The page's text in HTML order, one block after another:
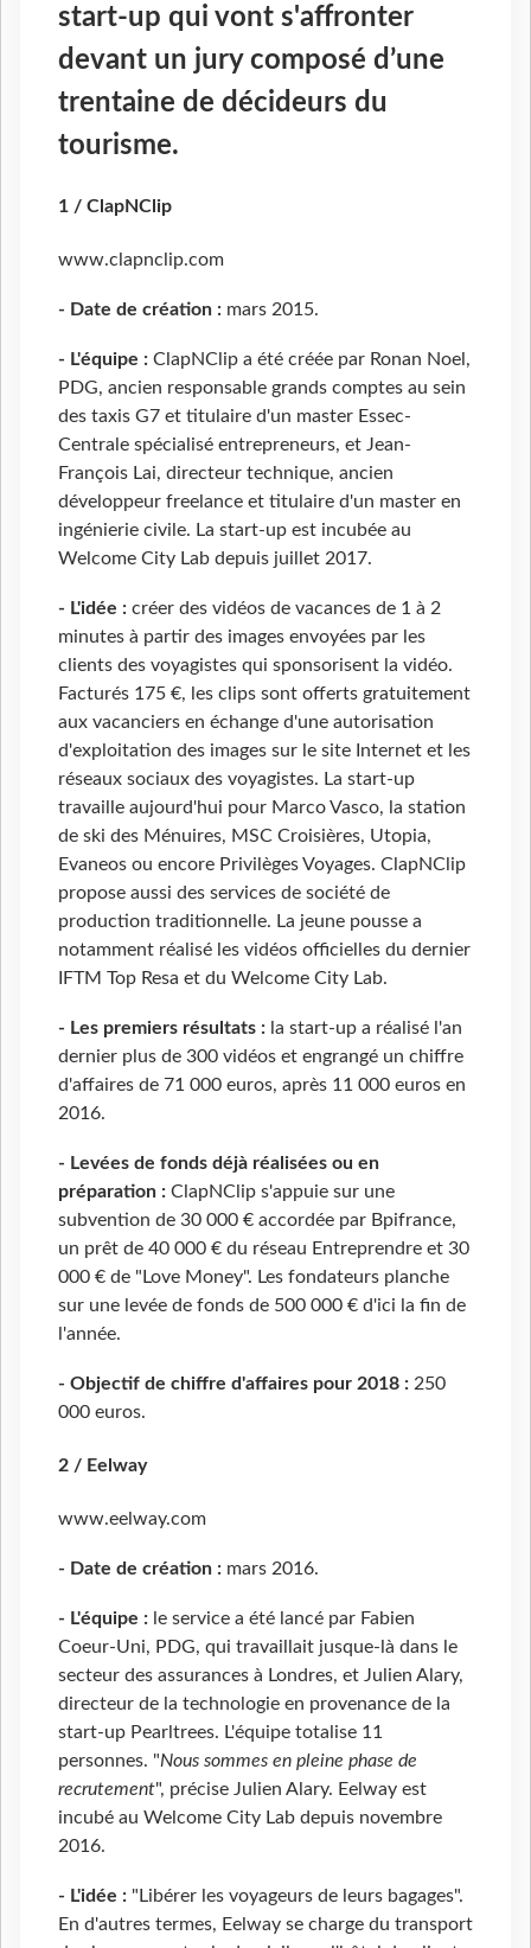
start-up qui vont s'affronter
devant un jury composé d’une
trentaine de décideurs du
tourisme.
1 / ClapNClip
www.clapnclip.com
- Date de création : mars 2015.
- L'équipe : ClapNClip a été créée par Ronan Noel,
PDG, ancien responsable grands comptes au sein
des taxis G7 et titulaire d'un master Essec-
Centrale spécialisé entrepreneurs, et Jean-
François Lai, directeur technique, ancien
développeur freelance et titulaire d'un master en
ingénierie civile. La start-up est incubée au
Welcome City Lab depuis juillet 2017.
- L'idée : créer des vidéos de vacances de 1 à 2
minutes à partir des images envoyées par les
clients des voyagistes qui sponsorisent la vidéo.
Facturés 175 €, les clips sont offerts gratuitement
aux vacanciers en échange d'une autorisation
d'exploitation des images sur le site Internet et les
réseaux sociaux des voyagistes. La start-up
travaille aujourd'hui pour Marco Vasco, la station
de ski des Ménuires, MSC Croisières, Utopia,
Evaneos ou encore Privilèges Voyages. ClapNClip
propose aussi des services de société de
production traditionnelle. La jeune pousse a
notamment réalisé les vidéos officielles du dernier
IFTM Top Resa et du Welcome City Lab.
- Les premiers résultats : la start-up a réalisé l'an
dernier plus de 300 vidéos et engrangé un chiffre
d'affaires de 71 000 euros, après 11 000 euros en
2016.
- Levées de fonds déjà réalisées ou en
préparation : ClapNClip s'appuie sur une
subvention de 30 000 € accordée par Bpifrance,
un prêt de 40 000 € du réseau Entreprendre et 30
000 € de "Love Money". Les fondateurs planche
sur une levée de fonds de 500 000 € d'ici la fin de
l'année.
- Objectif de chiffre d'affaires pour 2018 : 250
000 euros.
2 / Eelway
www.eelway.com
- Date de création : mars 2016.
- L'équipe : le service a été lancé par Fabien
Coeur-Uni, PDG, qui travaillait jusque-là dans le
secteur des assurances à Londres, et Julien Alary,
directeur de la technologie en provenance de la
start-up Pearltrees. L'équipe totalise 11
personnes. "Nous sommes en pleine phase de
recrutement", précise Julien Alary. Eelway est
incubé au Welcome City Lab depuis novembre
2016.
- L'idée : "Libérer les voyageurs de leurs bagages".
En d'autres termes, Eelway se charge du transport